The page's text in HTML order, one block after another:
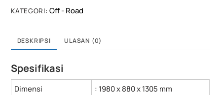
KATEGORI:Off - Road
DESKRIPSI ULASAN (0)
Spesifikasi
Dimensi
: 1980 x 880 x 1305 mm